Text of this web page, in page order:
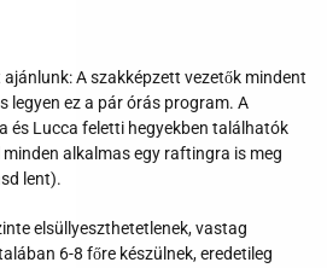
A szakképzett vezetők mindent
legyen ez a pár órás program. A
és Lucca feletti hegyekben találhatók
alkalmas egy raftingra is meg
lent).
elsüllyeszthetetlenek, vastag
6-8 főre készülnek, eredetileg